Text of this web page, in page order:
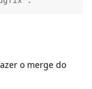
o merge do